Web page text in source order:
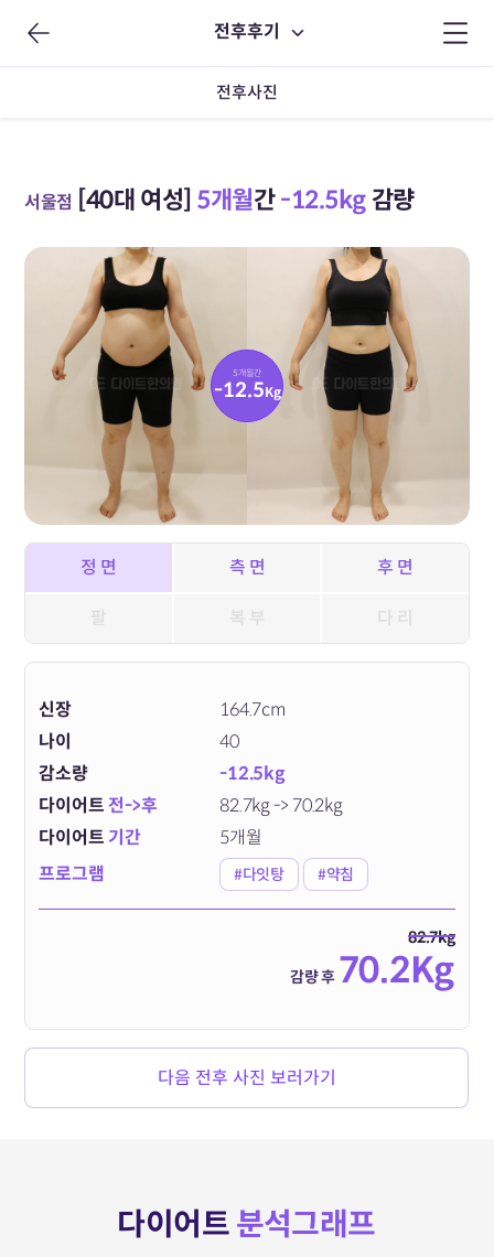
전후후기
전후사진
서울점 [40대 여성] 5개월간-12.5kg 감량
5개월간
-12.5Kg
정 면 측 면 후 면
팔 복 부 다 리
신장
164.7cm
나이
40
감소량
-12.5kg
다이어트전->후
82.7kg -> 70.2kg
다이어트 기간
5개월
프로그램
#다잇탕 #약침
82.7kg
감량 후 70.2Kg
다음 전후 사진 보러가기
다이어트 분석그래프